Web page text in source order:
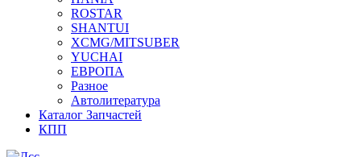
ROSTAR
SHANTUI
XCMG/MITSUBER
YUCHAI
ЕВРОПА
Разное
Aвтолитература
Каталог Запчастей
КПП